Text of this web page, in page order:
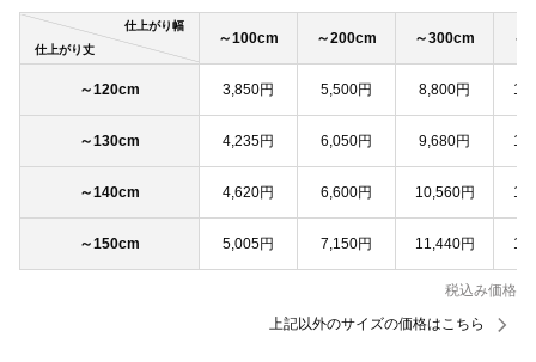
仕上がり幅
仕上がり丈
～100cm ～200cm ～300cm ～
～120cm 3,850円 5,500円 8,800円
～130cm 4,235円 6,050円 9,680円
～140cm 4,620円 6,600円 10,560円
～150cm 5,005円 7,150円 11,440円
税込み価格
上記以外のサイズの価格はこちら